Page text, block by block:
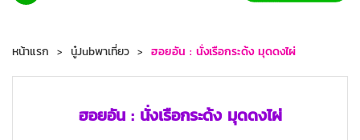
หน้าแรก นู๋Jubพาเที่ยว ฮอยอัน : นั่งเรือกระด้ง มุดดงไผ่
ฮอยอัน : นั่งเรือกระด้ง มุดดงไผ่